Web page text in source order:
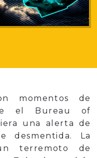
momentos de
el Bureau of
una alerta de
desmentida. La
terremoto de